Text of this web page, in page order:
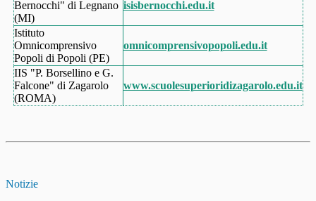
Bernocchi" di Legnano
(MI)
isisbernocchi.edu.it
Istituto
Omnicomprensivo
Popoli di Popoli (PE)
omnicomprensivopopoli.edu.it
IIS "P. Borsellino e G.
Falcone" di Zagarolo
(ROMA)
www.scuolesuperioridizagarolo.edu.it
Notizie